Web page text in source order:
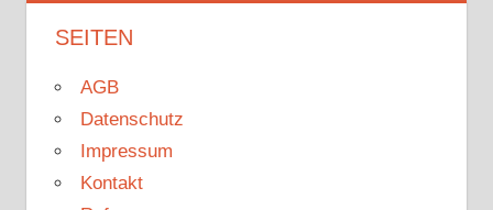
SEITEN
AGB
Datenschutz
Impressum
Kontakt